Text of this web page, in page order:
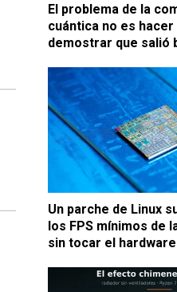
El problema de la
cuántica no es
demostrar que salió
Un parche de Linux
los FPS mínimos de
sin tocar el hardware